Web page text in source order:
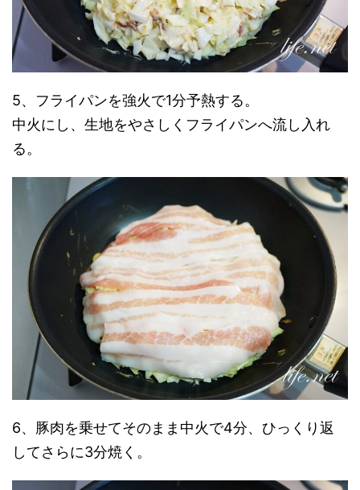
5、フライパンを強火で1分予熱する。
中火にし、生地をやさしくフライパンへ流し入れ
る。
6、豚肉を乗せてそのまま中火で4分、ひっくり返
してさらに3分焼く。